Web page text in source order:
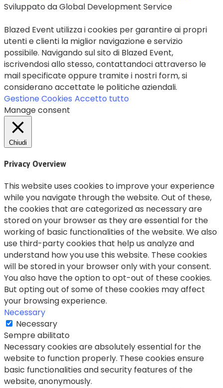
Sviluppato da Global Development Service
Blazed Event utilizza i cookies per garantire ai propri
utenti e clienti la miglior navigazione e servizio
possibile. Navigando sul sito di Blazed Event,
iscrivendosi allo stesso, contattandoci attraverso le
mail specificate oppure tramite i nostri form, si
considerano accettate le politiche aziendali.
Gestione Cookies Accetto tutto
Manage consent
Chiudi
Privacy Overview
This website uses cookies to improve your experience
while you navigate through the website. Out of these,
the cookies that are categorized as necessary are
stored on your browser as they are essential for the
working of basic functionalities of the website. We also
use third-party cookies that help us analyze and
understand how you use this website. These cookies
will be stored in your browser only with your consent.
You also have the option to opt-out of these cookies.
But opting out of some of these cookies may affect
your browsing experience.
Necessary
Necessary
Sempre abilitato
Necessary cookies are absolutely essential for the
website to function properly. These cookies ensure
basic functionalities and security features of the
website, anonymously.